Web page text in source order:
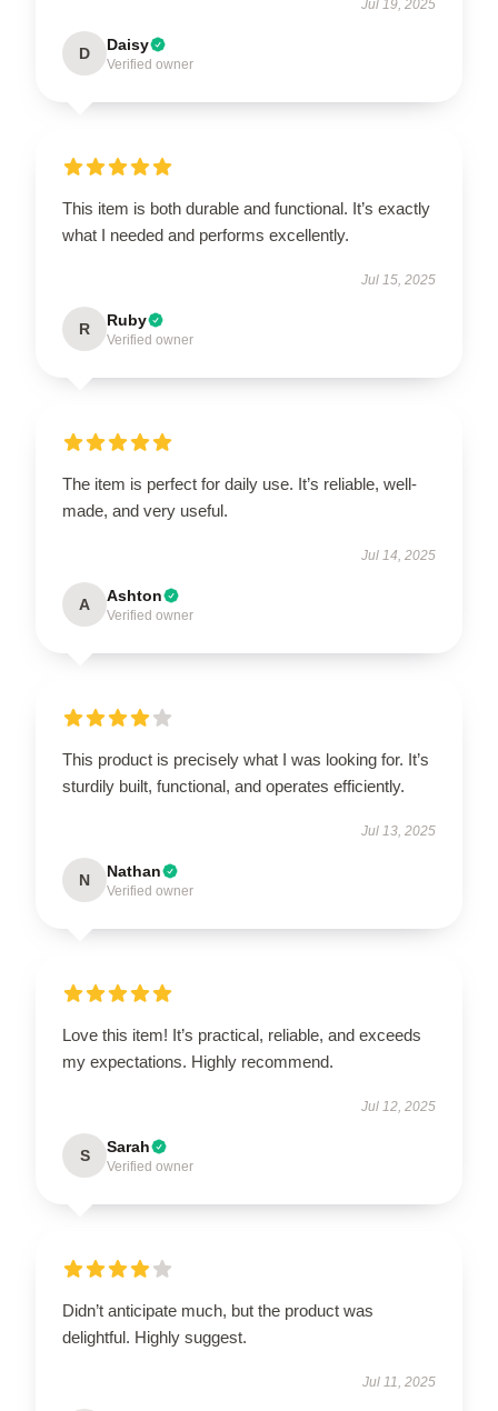
Jul 19, 2025
D Daisy
Verified owner
This item is both durable and functional. It’s exactly
what I needed and performs excellently.
Jul 15, 2025
R Ruby
Verified owner
The item is perfect for daily use. It’s reliable, well-
made, and very useful.
Jul 14, 2025
A Ashton
Verified owner
This product is precisely what I was looking for. It’s
sturdily built, functional, and operates efficiently.
Jul 13, 2025
N Nathan
Verified owner
Love this item! It’s practical, reliable, and exceeds
my expectations. Highly recommend.
Jul 12, 2025
S Sarah
Verified owner
Didn’t anticipate much, but the product was
delightful. Highly suggest.
Jul 11, 2025